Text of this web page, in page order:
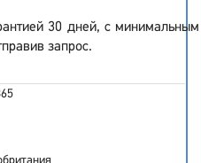
30 дней, с минимальным
запрос.